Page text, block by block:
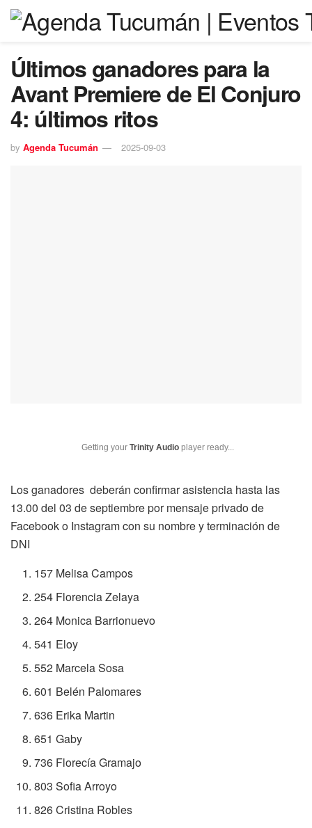
Últimos ganadores para la
Avant Premiere de El Conjuro
4: últimos ritos
by Agenda Tucumán 2025-09-03
Getting your Trinity Audio player ready...
Los ganadores deberán confirmar asistencia hasta las
13.00 del 03 de septiembre por mensaje privado de
Facebook o Instagram con su nombre y terminación de
DNI
157 Melisa Campos
254 Florencia Zelaya
264 Monica Barrionuevo
541 Eloy
552 Marcela Sosa
601 Belén Palomares
636 Erika Martin
651 Gaby
736 Florecía Gramajo
803 Sofia Arroyo
826 Cristina Robles